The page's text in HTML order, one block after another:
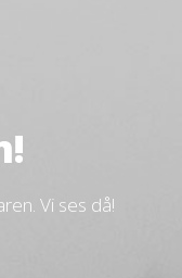
Vi ses då!